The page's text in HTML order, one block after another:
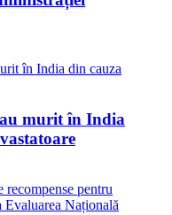
murit în India